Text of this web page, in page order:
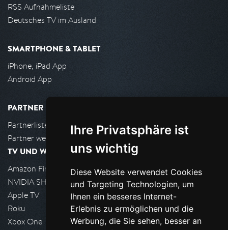
Ihre Privatsphäre ist
uns wichtig
Diese Website verwendet Cookies
und Targeting Technologien, um
Ihnen ein besseres Internet-
Erlebnis zu ermöglichen und die
Werbung, die Sie sehen, besser an
RSS Aufnahmeliste
Deutsches TV im Ausland
SMARTPHONE & TABLET
iPhone, iPad App
Android App
PARTNER
Partnerliste
Partner werden
TV UND WOHNZIMMER
Amazon FireTV
NVIDIA SHIELD, Google TV
Apple TV
Roku
Xbox One